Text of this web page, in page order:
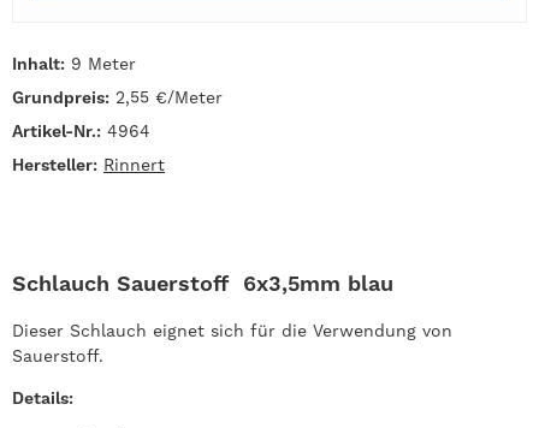
Inhalt: 9 Meter
Grundpreis: 2,55 €/Meter
Artikel-Nr.: 4964
Hersteller: Rinnert
Schlauch Sauerstoff 6x3,5mm blau
Dieser Schlauch eignet sich für die Verwendung von
Sauerstoff.
Details: